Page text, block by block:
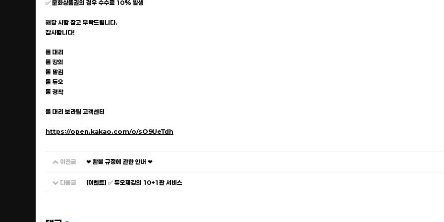
✅ 문화상품권의 경우 수수료 10% 발생
해당 사항 참고 부탁드립니다.
감사합니다!
롤 대리
롤 강의
롤 맡김
롤 듀오
롤 경작
롤 대리 보라팀 고객센터
https://open.kakao.com/o/sO9UeTdh
이전글 ❤ 환불 규정에 관한 안내 ❤
다음글 [이벤트] ✅ 듀오제강의 10+1판 서비스